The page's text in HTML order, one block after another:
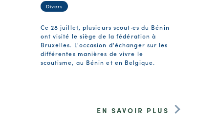
Divers
Ce 28 juillet, plusieurs scout·es du Bénin
ont visité le siège de la fédération à
Bruxelles. L'occasion d'échanger sur les
différentes manières de vivre le
scoutisme, au Bénin et en Belgique.
EN SAVOIR PLUS